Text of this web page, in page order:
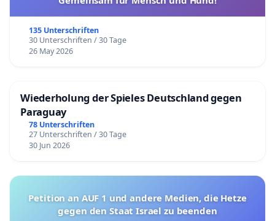
135 Unterschriften
30 Unterschriften / 30 Tage
26 May 2026
Wiederholung der Spieles Deutschland gegen
Paraguay
78 Unterschriften
27 Unterschriften / 30 Tage
30 Jun 2026
Petition an AUF 1 und andere Medien, die Hetze
gegen den Staat Israel zu beenden